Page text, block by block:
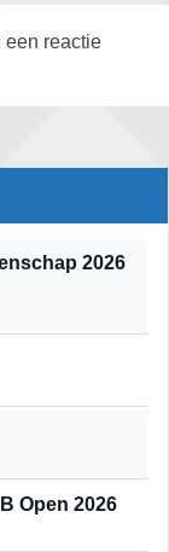
een reactie
2026
Open 2026